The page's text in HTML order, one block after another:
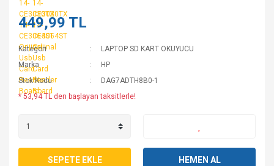
449,99 TL
Kategori
LAPTOP SD KART OKUYUCU
Marka
HP
Stok Kodu
DAG7ADTH8B0-1
* 53,94 TL den başlayan taksitlerle!
SEPETE EKLE HEMEN AL